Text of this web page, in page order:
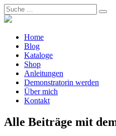
Home
Blog
Kataloge
Shop
Anleitungen
Demonstratorin werden
Über mich
Kontakt
Alle Beiträge mit